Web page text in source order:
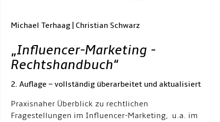
Michael Terhaag | Christian Schwarz
„Influencer-Marketing -
Rechtshandbuch“
2. Auflage – vollständig überarbeitet und aktualisiert
Praxisnaher Überblick zu rechtlichen
Fragestellungen im Influencer-Marketing, u.a. im